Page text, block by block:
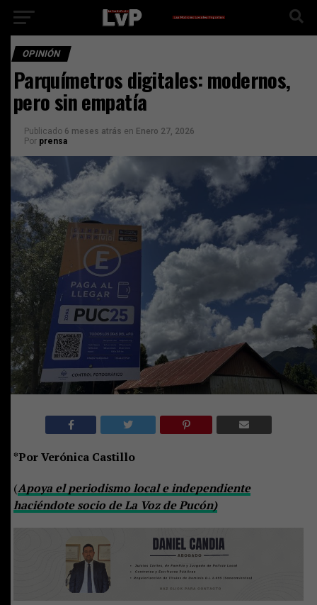
OPINIÓN
Parquímetros digitales: modernos,
pero sin empatía
Publicado 6 meses atrás en Enero 27, 2026
Por prensa
*Por Verónica Castillo
(Apoya el periodismo local e independiente
haciéndote socio de La Voz de Pucón)